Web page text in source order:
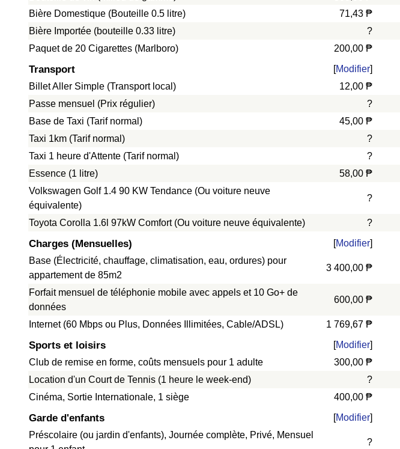
Bière Domestique (Bouteille 0.5 litre)
71,43 ₱
Bière Importée (bouteille 0.33 litre)
?
Paquet de 20 Cigarettes (Marlboro)
200,00 ₱
Transport [Modifier]
Billet Aller Simple (Transport local)
12,00 ₱
Passe mensuel (Prix régulier)
?
Base de Taxi (Tarif normal)
45,00 ₱
Taxi 1km (Tarif normal)
?
Taxi 1 heure d'Attente (Tarif normal)
?
Essence (1 litre)
58,00 ₱
Volkswagen Golf 1.4 90 KW Tendance (Ou voiture neuve
équivalente)
?
Toyota Corolla 1.6l 97kW Comfort (Ou voiture neuve équivalente) ?
Charges (Mensuelles) [Modifier]
Base (Électricité, chauffage, climatisation, eau, ordures) pour
appartement de 85m2
3 400,00 ₱
Forfait mensuel de téléphonie mobile avec appels et 10 Go+ de
données
600,00 ₱
Internet (60 Mbps ou Plus, Données Illimitées, Cable/ADSL) 1 769,67 ₱
Sports et loisirs [Modifier]
Club de remise en forme, coûts mensuels pour 1 adulte
300,00 ₱
Location d'un Court de Tennis (1 heure le week-end)
?
Cinéma, Sortie Internationale, 1 siège
400,00 ₱
Garde d'enfants [Modifier]
Préscolaire (ou jardin d'enfants), Journée complète, Privé, Mensuel
?